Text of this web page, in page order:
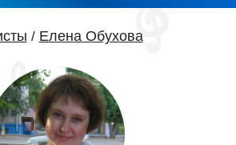
/ Елена Обухова